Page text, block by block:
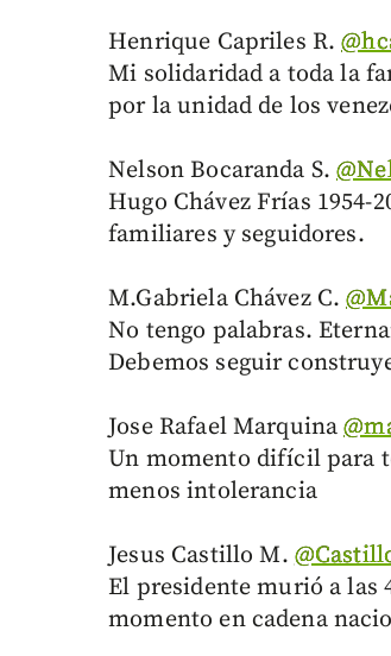
Henrique Capriles R.
Mi solidaridad a toda la
por la unidad de los
Nelson Bocaranda S.
Hugo Chávez Frías 1954-
familiares y seguidores.
M.Gabriela Chávez C.
No tengo palabras.
Debemos seguir
Jose Rafael Marquina
Un momento difícil para
menos intolerancia
Jesus Castillo M.
El presidente murió a las
momento en cadena